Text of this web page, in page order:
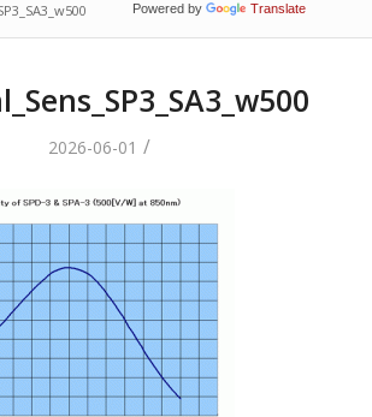
Powered by Translate
2026-06-01 /